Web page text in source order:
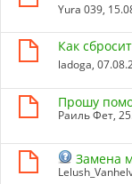
Yura 039,
Как
ladoga,
Прошу
Раиль Фет,
Замена